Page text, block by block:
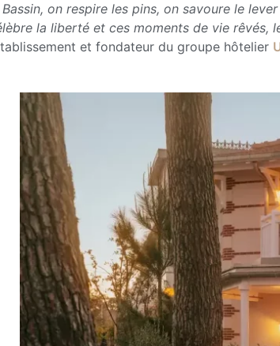
on respire les pins, on savoure le
la liberté et ces moments de vie rêvés,
et fondateur du groupe hôtelier